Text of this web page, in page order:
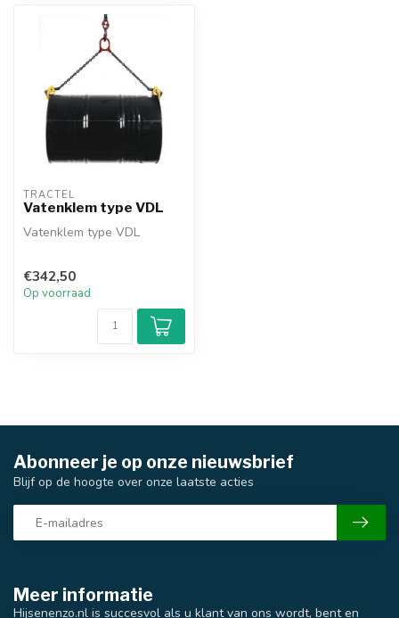
TRACTEL
Vatenklem type VDL
Vatenklem type VDL
€342,50
Op voorraad
Meer informatie
Hijsenenzo.nl is succesvol als u klant van ons wordt, bent en
Abonneer je op onze nieuwsbrief
Blijf op de hoogte over onze laatste acties